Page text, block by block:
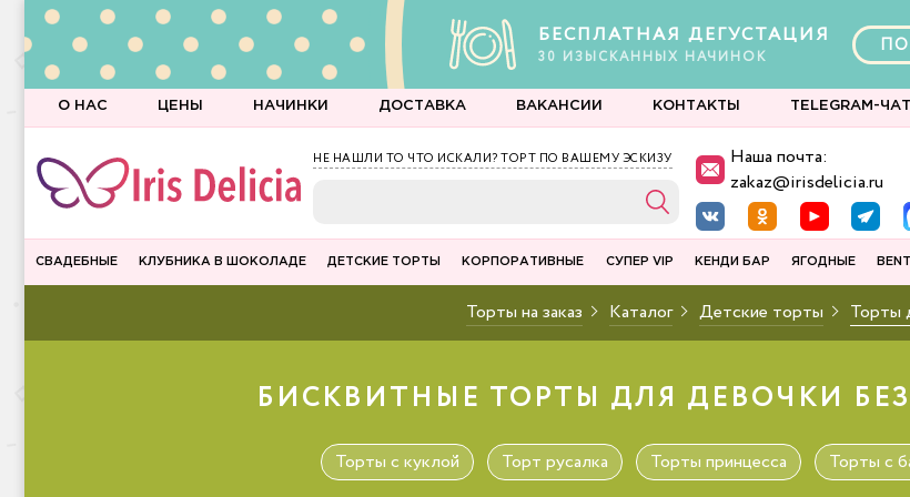
БЕСПЛАТНАЯ ДЕГУСТАЦИЯ
30 ИЗЫСКАННЫХ НАЧИНОК
О НАС ЦЕНЫ НАЧИНКИ ДОСТАВКА ВАКАНСИИ КОНТАКТЫ TELEGRAM-ЧАТ
НЕ НАШЛИ ТО ЧТО ИСКАЛИ? ТОРТ ПО ВАШЕМУ ЭСКИЗУ
Наша почта:
zakaz@irisdelicia.ru
СВАДЕБНЫЕ КЛУБНИКА В ШОКОЛАДЕ ДЕТСКИЕ ТОРТЫ КОРПОРАТИВНЫЕ СУПЕР VIP КЕНДИ БАР ЯГОДНЫЕ
Торты на заказ Каталог Детские торты Торты
БИСКВИТНЫЕ ТОРТЫ ДЛЯ ДЕВОЧКИ
Торты с куклой Торт русалка Торты принцесса Торты с